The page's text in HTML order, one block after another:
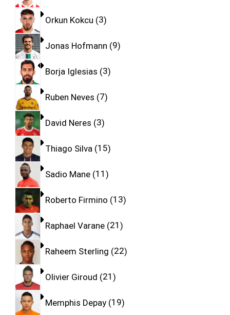
Orkun Kokcu 3
Jonas Hofmann 9
Borja Iglesias 3
Ruben Neves 7
David Neres 3
Thiago Silva 15
Sadio Mane 11
Roberto Firmino 13
Raphael Varane 21
Raheem Sterling 22
Olivier Giroud 21
Memphis Depay 19